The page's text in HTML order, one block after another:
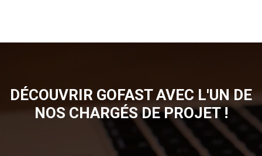
DÉCOUVRIR GOFAST AVEC L'UN DE
NOS CHARGÉS DE PROJET !